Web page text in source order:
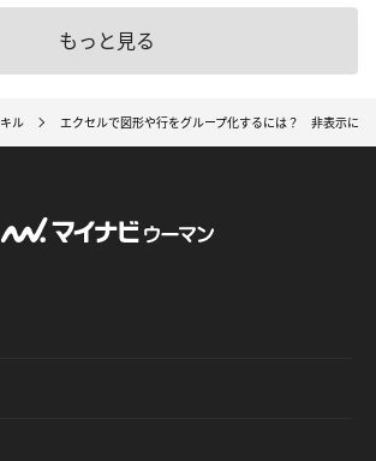
もっと見る
ル エクセルで図形や行をグループ化するには？ 非表示にし